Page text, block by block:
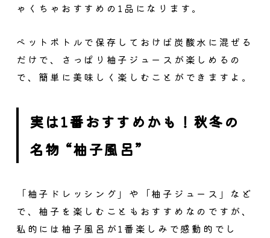
ゃくちゃおすすめ の1品になります。
ペットボトルで保存しておけば炭酸水に混ぜる
だけで、さっぱり柚子ジュースが楽しめるの
で、簡単に美味しく楽しむことができますよ。
実は1番おすすめかも！秋冬の
名物 “柚子風呂”
「柚子ドレッシング」や「柚子ジュース」など
で、柚子を楽しむこともおすすめなのですが、
私的には柚子風呂が1番楽しみで感動的でし